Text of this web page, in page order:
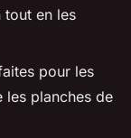
en les
pour les
les planches de